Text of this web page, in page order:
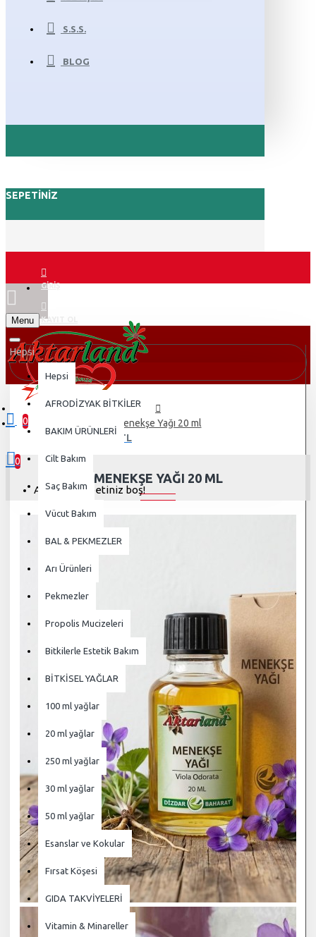
S.S.S.
BLOG
SEPETINIZ
GIRIŞ
KAYIT OL
Menu
0
0 ürün - 0,00TL
0
Alışveriş sepetiniz boş!
Hepsi
Hepsi
AFRODİZYAK BİTKİLER
BAKIM ÜRÜNLERİ
Cilt Bakım
Saç Bakım
Vücut Bakım
BAL & PEKMEZLER
Arı Ürünleri
Pekmezler
Propolis Mucizeleri
Bitkilerle Estetik Bakım
BİTKİSEL YAĞLAR
100 ml yağlar
20 ml yağlar
250 ml yağlar
30 ml yağlar
50 ml yağlar
Esanslar ve Kokular
Fırsat Köşesi
GIDA TAKVİYELERİ
Vitamin & Minareller
Menekşe Yağı 20 ml
MENEKŞE YAĞI 20 ML